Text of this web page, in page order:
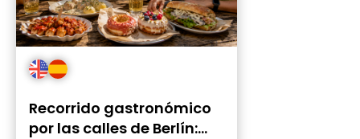
Recorrido gastronómico
por las calles de Berlín: